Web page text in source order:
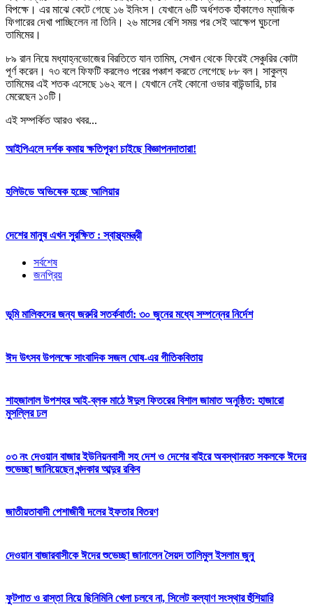
বিপক্ষে। এর মাঝে কেটে গেছে ১৬ ইনিংস। যেখানে ৬টি অর্ধশতক হাঁকালেও ম্যাজিক
ফিগারের দেখা পাচ্ছিলেন না তিনি। ২৬ মাসের বেশি সময় পর সেই আক্ষেপ ঘুচলো
তামিমের।
৮৯ রান নিয়ে মধ্যাহ্নভোজের বিরতিতে যান তামিম, সেখান থেকে ফিরেই সেঞ্চুরির কোটা
পূর্ণ করেন। ৭৩ বলে ফিফটি করলেও পরের পঞ্চাশ করতে লেগেছে ৮৮ বল। সাকুল্য
তামিমের এই শতক এসেছে ১৬২ বলে। যেখানে নেই কোনো ওভার বাউন্ডারি, চার
মেরেছেন ১০টি।
এই সম্পর্কিত আরও খবর...
আইপিএলে দর্শক কমায় ক্ষতিপূরণ চাইছে বিজ্ঞাপনদাতারা!
হলিউডে অভিষেক হচ্ছে আলিয়ার
দেশের মানুষ এখন সুরক্ষিত : স্বাস্থ্যমন্ত্রী
সর্বশেষ
জনপ্রিয়
ভূমি মালিকদের জন্য জরুরি সতর্কবার্তা: ৩০ জুনের মধ্যে সম্পন্নের নির্দেশ
ঈদ উৎসব উপলক্ষে সাংবাদিক সজল ঘোষ-এর গীতিকবিতায়
শাহজালাল উপশহর আই-ব্লক মাঠে ঈদুল ফিতরের বিশাল জামাত অনুষ্ঠিত: হাজারো
মুসল্লির ঢল
০৩ নং দেওয়ান বাজার ইউনিয়নবাসী সহ দেশ ও দেশের বাইরে অবস্থানরত সকলকে ঈদের
শুভেচ্ছা জানিয়েছেন খন্দকার আব্দুর রকিব
জাতীয়তাবাদী পেশাজীবী দলের ইফতার বিতরণ
দেওয়ান বাজারবাসীকে ঈদের শুভেচ্ছা জানালেন সৈয়দ তালিমুল ইসলাম জুনু
ফুটপাত ও রাস্তা নিয়ে ছিনিমিনি খেলা চলবে না, সিলেট কল্যাণ সংস্থার হুঁশিয়ারি